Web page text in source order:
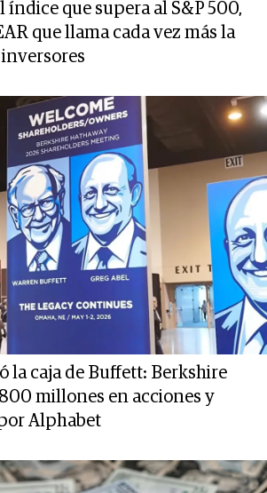
índice que supera al S&P 500,
que llama cada vez más la
la caja de Buffett: Berkshire
millones en acciones y
Alphabet